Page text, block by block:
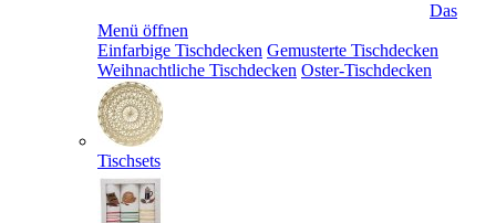
Das
Menü öffnen
Einfarbige Tischdecken Gemusterte Tischdecken
Weihnachtliche Tischdecken Oster-Tischdecken
Tischsets